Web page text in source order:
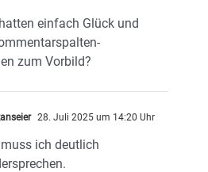
einfach Glück und
zum Vorbild?
28. Juli 2025 um 14:20 Uhr
ich deutlich